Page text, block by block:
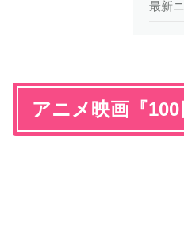
最新
アニメ映画『